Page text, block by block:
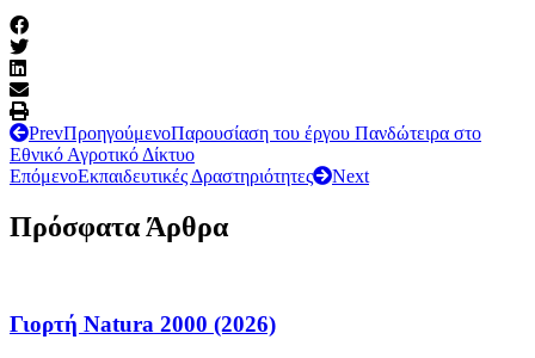
PrevΠροηγούμενοΠαρουσίαση του έργου Πανδώτειρα στο
Εθνικό Αγροτικό Δίκτυο
ΕπόμενοΕκπαιδευτικές Δραστηριότητες Next
Πρόσφατα Άρθρα
Γιορτή Natura 2000 (2026)